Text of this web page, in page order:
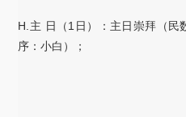
H.主 日（1日）：主日崇拜（民
序：小白）；